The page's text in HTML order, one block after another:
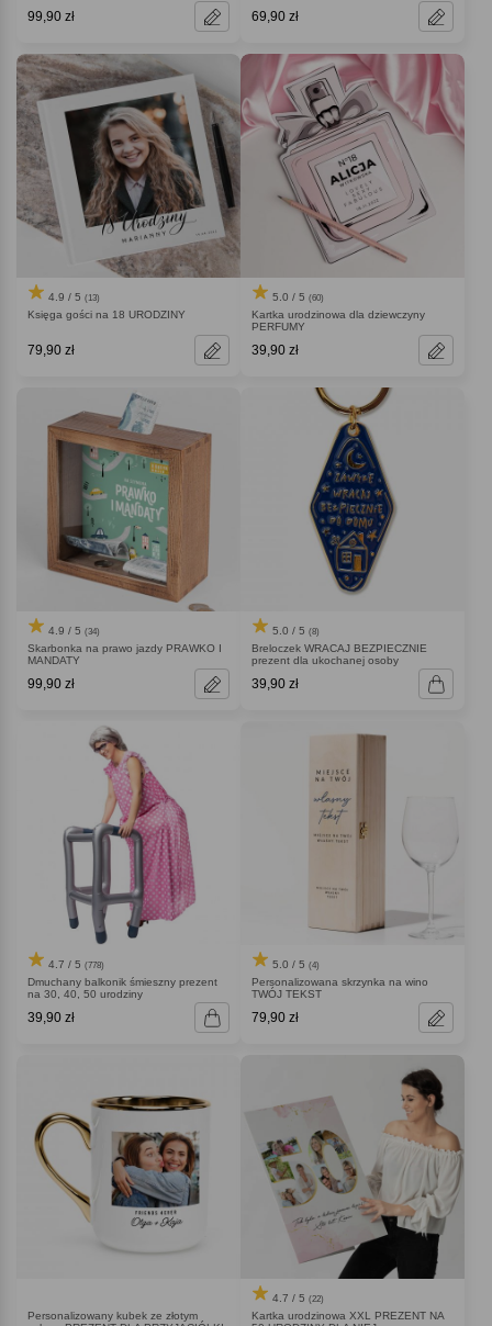
99,90 zł 69,90 zł
4.9 / 5 (13)
Księga gości na 18 URODZINY
79,90 zł
5.0 / 5 (60)
Kartka urodzinowa dla dziewczyny
PERFUMY
39,90 zł
4.9 / 5 (34)
Skarbonka na prawo jazdy PRAWKO I
MANDATY
99,90 zł
5.0 / 5 (8)
Breloczek WRACAJ BEZPIECZNIE
prezent dla ukochanej osoby
39,90 zł
4.7 / 5 (778)
Dmuchany balkonik śmieszny prezent
na 30, 40, 50 urodziny
39,90 zł
5.0 / 5 (4)
Personalizowana skrzynka na wino
TWÓJ TEKST
79,90 zł
Personalizowany kubek ze złotym
4.7 / 5 (22)
Kartka urodzinowa XXL PREZENT NA